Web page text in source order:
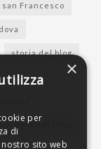
san Francesco
storia del blog
di sant'Antonio
×
per
di
sito web